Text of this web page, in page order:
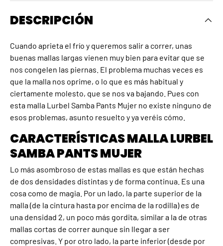
DESCRIPCIÓN
Cuando aprieta el frío y queremos salir a correr, unas
buenas mallas largas vienen muy bien para evitar que se
nos congelen las piernas. El problema muchas veces es
que la malla nos oprime, o lo que es más habitual y
ciertamente molesto, que se nos va bajando. Pues con
esta malla Lurbel Samba Pants Mujer no existe ninguno de
esos problemas, asunto resuelto y ya veréis cómo.
CARACTERÍSTICAS MALLA LURBEL
SAMBA PANTS MUJER
Lo más asombroso de estas mallas es que están hechas
de dos densidades distintas y de forma continua. Es una
cosa como de magia. Por un lado, la parte superior de la
malla (de la cintura hasta por encima de la rodilla) es de
una densidad 2, un poco más gordita, similar a la de otras
mallas cortas de correr aunque sin llegar a ser
compresivas. Y por otro lado, la parte inferior (desde por